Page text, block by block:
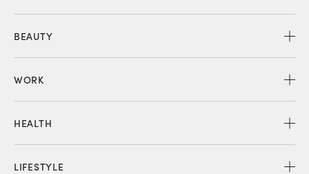
BEAUTY
WORK
HEALTH
LIFESTYLE